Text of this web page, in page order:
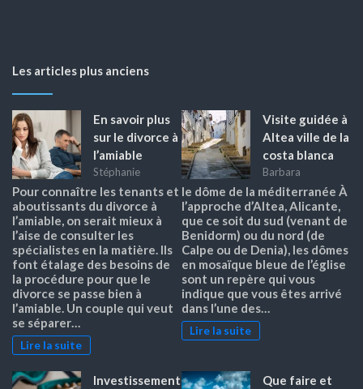
Les articles plus anciens
En savoir plus
sur le divorce à
l’amiable
Stéphanie
Pour connaître les tenants et
aboutissants du divorce à
l’amiable, on serait mieux à
l’aise de consulter les
spécialistes en la matière. Ils
font étalage des besoins de
la procédure pour que le
divorce se passe bien à
l’amiable. Un couple qui veut
se séparer…
Lire la suite
Visite guidée à
Altea ville de la
costa blanca
Barbara
le dôme de la méditerranée À
l’approche d’Altea, Alicante,
que ce soit du sud (venant de
Benidorm) ou du nord (de
Calpe ou de Denia), les dômes
en mosaïque bleue de l’église
sont un repère qui vous
indique que vous êtes arrivé
dans l’une des…
Lire la suite
Investissement
Que faire et